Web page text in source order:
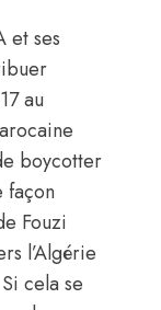
et ses
au
boycotter
façon
Fouzi
l’Algérie
cela se